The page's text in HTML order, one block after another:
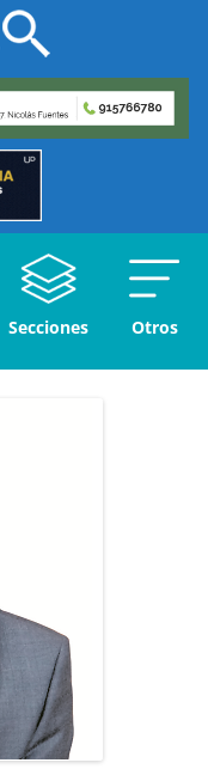
Secciones Otros